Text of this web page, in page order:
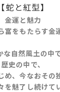
【蛇と紅型】
金運と魅力
富をもたらす金
な自然風土の中
歴史の中で、
め、今なおその
を魅了し続けて